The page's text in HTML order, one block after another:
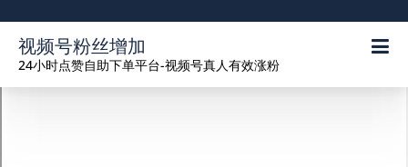
视频号粉丝增加
24小时点赞自助下单平台-视频号真人有效涨粉